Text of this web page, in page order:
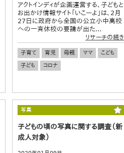
アクトインディが企画運営する、子どもと
お出かけ情報サイト「いこーよ」は、2月
27日に政府から全国の公立小中高校
への一斉休校の要請が出た...
リサーチの続き
子育て 育児 母親 ママ
こども
子ども
コロナ
写真
子どもの頃の写真に関する調査（新
成人対象）